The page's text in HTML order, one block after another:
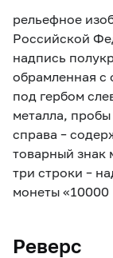
рельефное
Российской
надпись
обрамленная с
под гербом
металла,
справа –
товарный знак
три строки –
монеты «10000
Реверс